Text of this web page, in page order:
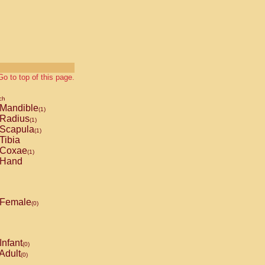
to top of this page.
Mandible(1)
Radius(1)
Scapula(1)
Tibia
Coxae(1)
Hand
Female(0)
Infant(0)
(0)